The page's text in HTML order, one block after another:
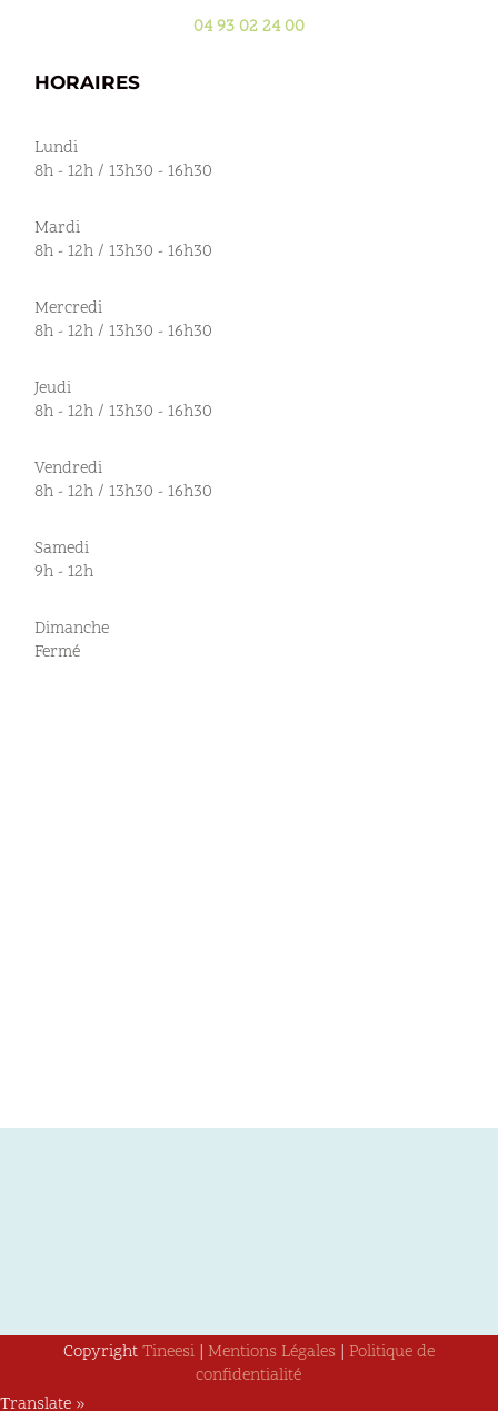
04 93 02 24 00
HORAIRES
Lundi
8h - 12h / 13h30 - 16h30
Mardi
8h - 12h / 13h30 - 16h30
Mercredi
8h - 12h / 13h30 - 16h30
Jeudi
8h - 12h / 13h30 - 16h30
Vendredi
8h - 12h / 13h30 - 16h30
Samedi
9h - 12h
Dimanche
Fermé
CopyrightTineesi| Mentions Légales | Politique de
confidentialité
Translate »